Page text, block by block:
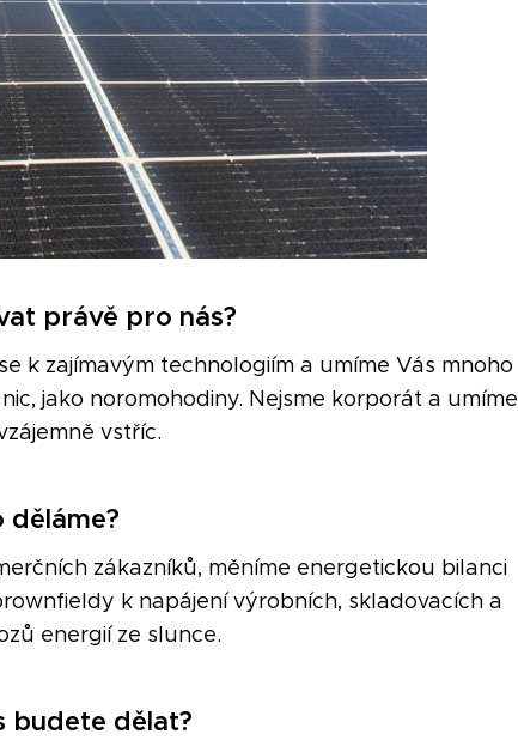
právě pro nás?
k zajímavým technologiím a umíme Vás mnoho
jako noromohodiny. Nejsme korporát a umíme
vstříc.
děláme?
zákazníků, měníme energetickou bilanci
k napájení výrobních, skladovacích a
energií ze slunce.
budete dělat?